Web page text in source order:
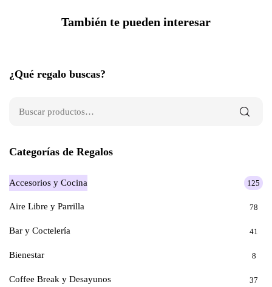
También te pueden interesar
¿Qué regalo buscas?
Categorías de Regalos
Accesorios y Cocina 125
Aire Libre y Parrilla 78
Bar y Coctelería 41
Bienestar 8
Coffee Break y Desayunos 37